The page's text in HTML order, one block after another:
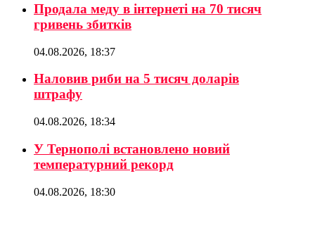
Продала меду в інтернеті на 70 тисяч
гривень збитків
04.08.2026, 18:37
Наловив риби на 5 тисяч доларів
штрафу
04.08.2026, 18:34
У Тернополі встановлено новий
температурний рекорд
04.08.2026, 18:30